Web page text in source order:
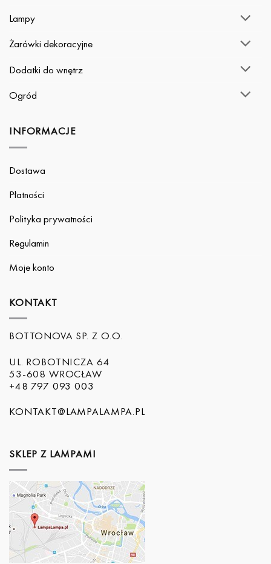
Lampy
Żarówki dekoracyjne
Dodatki do wnętrz
Ogród
INFORMACJE
Dostawa
Płatności
Polityka prywatności
Regulamin
Moje konto
KONTAKT
BOTTONOVA SP. Z O.O.
UL. ROBOTNICZA 64
53-608 WROCŁAW
+48 797 093 003
KONTAKT@LAMPALAMPA.PL
SKLEP Z LAMPAMI